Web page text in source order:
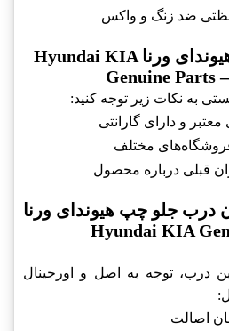
ضد زنگ و واکس
خرید درب جلو چپ هیوندای ورنا Hyundai KIA
Genuine Parts
به نکات زیر توجه کنید:
و دارای گارانتی
مختلف
قبلی درباره محصول
درب جلو چپ هیوندای ورنا
Hyundai KIA
درب، توجه به اصل و اورجینال
اصالت